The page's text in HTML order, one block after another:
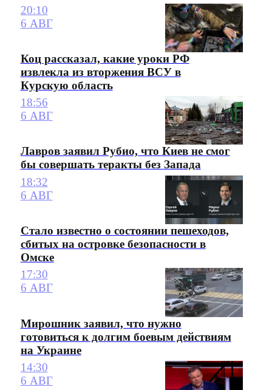
20:10
6 АВГ
Коц рассказал, какие уроки РФ
извлекла из вторжения ВСУ в
Курскую область
18:56
6 АВГ
Лавров заявил Рубио, что Киев не смог
бы совершать теракты без Запада
18:32
6 АВГ
Стало известно о состоянии пешеходов,
сбитых на островке безопасности в
Омске
17:30
6 АВГ
Мирошник заявил, что нужно
готовиться к долгим боевым действиям
на Украине
14:30
6 АВГ